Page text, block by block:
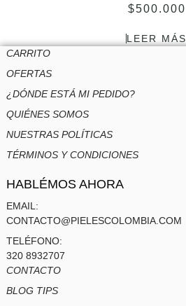
$500.000
LEER MÁS
CARRITO
OFERTAS
¿DÓNDE ESTÁ MI PEDIDO?
QUIÉNES SOMOS
NUESTRAS POLÍTICAS
TÉRMINOS Y CONDICIONES
HABLÉMOS AHORA
EMAIL:
CONTACTO@PIELESCOLOMBIA.COM
TELÉFONO:
320 8932707
CONTACTO
BLOG TIPS